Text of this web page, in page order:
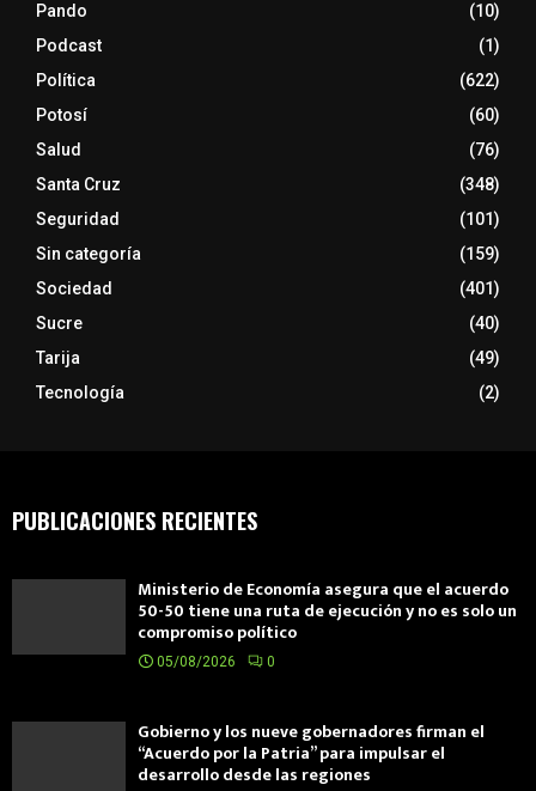
Pando
(10)
Podcast
(1)
Política
(622)
Potosí
(60)
Salud
(76)
Santa Cruz
(348)
Seguridad
(101)
Sin categoría
(159)
Sociedad
(401)
Sucre
(40)
Tarija
(49)
Tecnología
(2)
PUBLICACIONES RECIENTES
Ministerio de Economía asegura que el acuerdo
50-50 tiene una ruta de ejecución y no es solo un
compromiso político
05/08/2026 0
Gobierno y los nueve gobernadores firman el
“Acuerdo por la Patria” para impulsar el
desarrollo desde las regiones